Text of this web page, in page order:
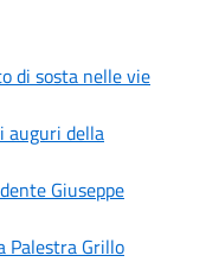
di sosta nelle vie
auguri della
Giuseppe
Palestra Grillo